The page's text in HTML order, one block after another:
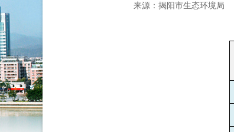
来源：揭阳市生态环境局